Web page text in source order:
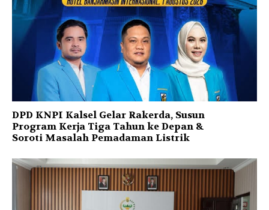
DPD KNPI Kalsel Gelar Rakerda, Susun
Program Kerja Tiga Tahun ke Depan &
Soroti Masalah Pemadaman Listrik